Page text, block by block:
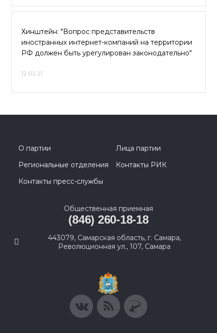
Хинштейн: "Вопрос представительств
иностранных интернет-компаний на территории
РФ должен быть урегулирован законодательно"
12.02.21
О партии
Лица партии
Региональные отделения
Контакты РИК
Контакты пресс-службы
Общественная приемная
(846) 260-18-18
443079, Самарская область, г. Самара,
Революционная ул., 107, Самара